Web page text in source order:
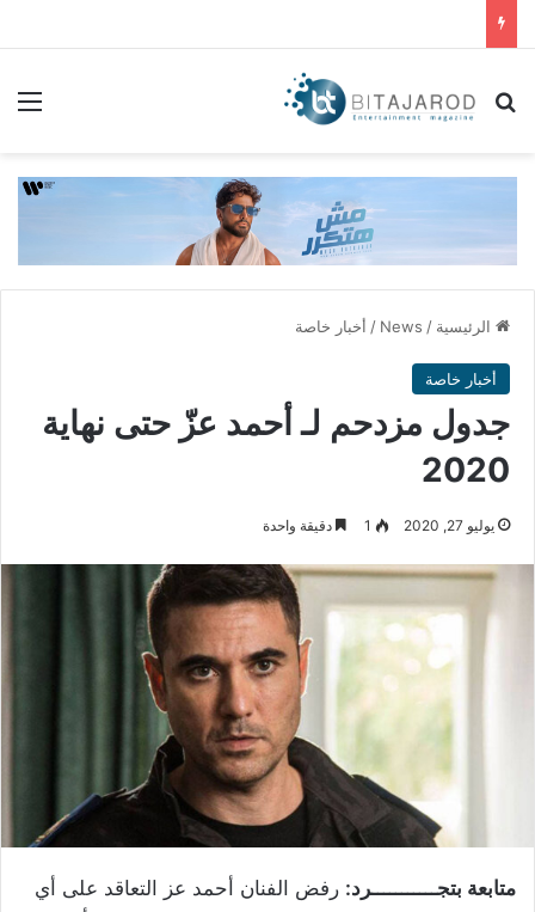
بحث عن
الرئيسية /
News
/ أخبار خاصة
أخبار خاصة
جدول مزدحم لـ أحمد عزّ حتى نهاية
2020
يوليو 27, 2020 1 دقيقة واحدة
متابعة بتجـــــــــــرد: رفض الفنان أحمد عز التعاقد على أي